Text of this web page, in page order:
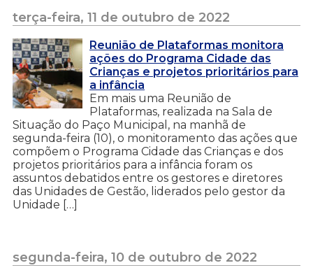
terça-feira, 11 de outubro de 2022
Reunião de Plataformas monitora
ações do Programa Cidade das
Crianças e projetos prioritários para
a infância
Em mais uma Reunião de
Plataformas, realizada na Sala de
Situação do Paço Municipal, na manhã de
segunda-feira (10), o monitoramento das ações que
compõem o Programa Cidade das Crianças e dos
projetos prioritários para a infância foram os
assuntos debatidos entre os gestores e diretores
das Unidades de Gestão, liderados pelo gestor da
Unidade […]
segunda-feira, 10 de outubro de 2022